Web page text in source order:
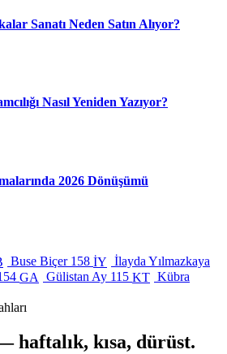
Sanatı Neden Satın Alıyor?
Nasıl Yeniden Yazıyor?
2026 Dönüşümü
Buse Biçer 158 İY İlayda Yılmazkaya
GA Gülistan Ay 115 KT Kübra
haftalık, kısa, dürüst.